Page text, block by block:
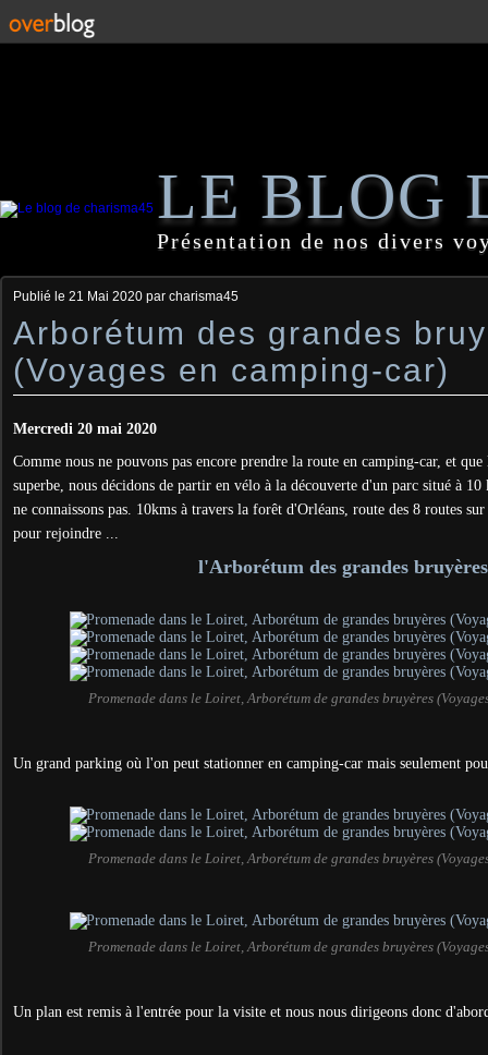
LE BLOG
Présentation de nos divers
Publié le 21 Mai 2020 par charisma45
Arborétum des grandes
(Voyages en camping-car)
Mercredi 20 mai 2020
Comme nous ne pouvons pas encore prendre la route en camping-car, et
superbe, nous décidons de partir en vélo à la découverte d'un parc situé à 10
ne connaissons pas. 10kms à travers la forêt d'Orléans, route des 8 routes
pour rejoindre ...
l'Arborétum des grandes bruyères
Promenade dans le Loiret, Arborétum de grandes bruyères
Un grand parking où l'on peut stationner en camping-car mais seulement
Promenade dans le Loiret, Arborétum de grandes bruyères
Promenade dans le Loiret, Arborétum de grandes bruyères
Un plan est remis à l'entrée pour la visite et nous nous dirigeons donc